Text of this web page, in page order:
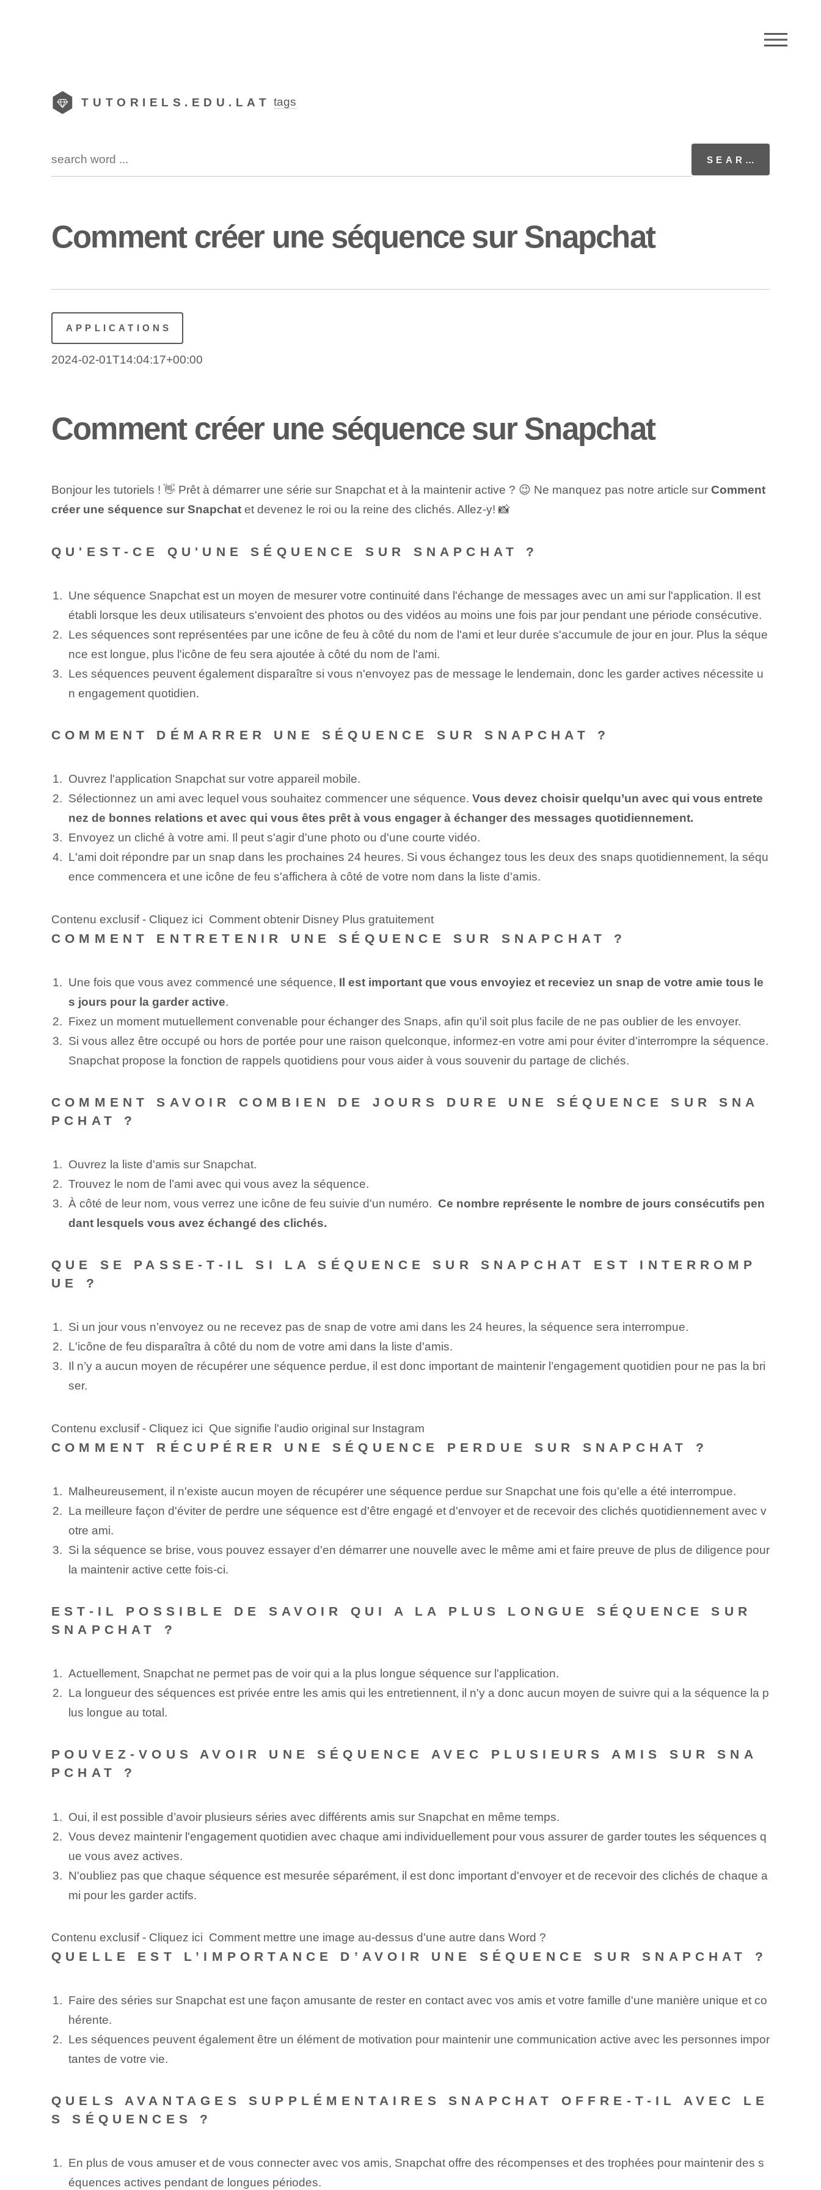
TUTORIELS.EDU.LAT tags
Comment créer une séquence sur Snapchat
APPLICATIONS
2024-02-01T14:04:17+00:00
Comment créer une séquence sur Snapchat
Bonjour les tutoriels ! 👋 Prêt à démarrer une série sur Snapchat et à la maintenir active ? 😉 Ne manquez pas notre article sur Comment
créer une séquence sur Snapchat⁣et devenez⁤ le roi ou la ‌reine⁢ des clichés. Allez-y! 📸
QU'EST-CE QU'UNE SÉQUENCE SUR SNAPCHAT ?
Une séquence Snapchat est un moyen de mesurer votre continuité dans l'échange de messages avec un ami sur l'application. Il est
établi lorsque les deux utilisateurs s'envoient des photos ou des vidéos au moins une fois par jour pendant une période consécutive.
Les séquences sont représentées par une icône de feu à côté du nom de l'ami et leur durée s'accumule de jour en jour. Plus la séque
nce est longue, plus l'icône de feu sera ajoutée à côté du nom de l'ami.
Les séquences peuvent également disparaître si vous n'envoyez pas de message le lendemain, donc les garder actives nécessite u
n engagement quotidien.
COMMENT DÉMARRER UNE SÉQUENCE SUR SNAPCHAT ?
Ouvrez l'application ⁢Snapchat​ sur votre appareil mobile.
Sélectionnez un ami avec lequel vous souhaitez commencer une séquence. Vous devez choisir quelqu’un avec qui vous entrete
nez de bonnes relations et avec qui vous êtes prêt à vous engager à échanger des messages quotidiennement.
Envoyez un cliché à votre ami. Il peut s'agir d'une photo ou d'une courte vidéo.
L'ami doit répondre par un snap dans les prochaines 24 heures.‌ Si vous échangez tous les deux des snaps quotidiennement, la séqu
ence commencera‍ et une icône de feu s'affichera à côté de votre ⁤nom dans la liste d'amis.
Contenu exclusif - Cliquez ici Comment obtenir Disney Plus gratuitement
COMMENT ENTRETENIR UNE SÉQUENCE SUR SNAPCHAT ?
Une fois que vous avez commencé une séquence, Il est important⁢ que vous envoyiez et receviez un snap de votre amie tous le
s jours⁢ pour la garder⁢ active.
Fixez un moment mutuellement convenable pour échanger des Snaps, afin qu'il soit plus facile de ne pas oublier de les envoyer.
Si vous allez être occupé ou hors de portée pour une raison quelconque, informez-en votre ami pour éviter d'interrompre la séquence.
Snapchat propose la fonction de rappels quotidiens pour vous aider à vous souvenir du partage de clichés.
COMMENT SAVOIR COMBIEN DE JOURS DURE UNE SÉQUENCE SUR SNA
PCHAT ?
Ouvrez la liste⁤ d'amis sur ⁤Snapchat.
Trouvez le nom de l’ami avec qui vous avez la séquence.
À côté de leur nom, vous verrez une icône de feu suivie d'un numéro. ⁢ Ce nombre représente le nombre de jours consécutifs pen
dant lesquels vous avez échangé des clichés.
QUE SE PASSE-T-IL SI LA SÉQUENCE SUR SNAPCHAT EST INTERROMP
UE ?
Si un jour vous n’envoyez ou ne recevez pas de snap de votre ami dans les 24 heures, la séquence sera interrompue.
L'icône de feu disparaîtra à côté du nom de votre ami dans la liste d'amis.
Il n’y a aucun moyen de récupérer une séquence perdue, il est donc important de maintenir l’engagement quotidien pour ne pas la bri
ser.
Contenu exclusif - Cliquez ici Que signifie l'audio original sur Instagram
COMMENT RÉCUPÉRER UNE SÉQUENCE PERDUE SUR SNAPCHAT ?
Malheureusement, il n'existe aucun moyen de récupérer une séquence perdue sur Snapchat une fois qu'elle a été interrompue.
La meilleure façon d'éviter de perdre une séquence est d'être engagé et d'envoyer et de recevoir des clichés quotidiennement avec v
otre ami.
Si la séquence se brise, vous pouvez essayer d'en démarrer une nouvelle avec le même ami et faire preuve de plus de diligence pour
la maintenir active cette fois-ci.
EST-IL POSSIBLE DE SAVOIR QUI A LA PLUS LONGUE SÉQUENCE SUR
SNAPCHAT ?
Actuellement, Snapchat ne permet pas de voir qui a la plus longue séquence sur l'application.
La ⁢longueur⁢ des séquences est privée⁤ entre ⁣les amis⁣ qui les entretiennent, il n'y a donc aucun moyen⁣ de ⁢suivre qui a⁢ la séquence la p
lus longue au total.
POUVEZ-VOUS AVOIR UNE SÉQUENCE AVEC PLUSIEURS AMIS SUR SNA
PCHAT ?
Oui, il est possible d’avoir plusieurs séries avec différents amis sur Snapchat en même temps.
Vous devez maintenir l'engagement quotidien avec chaque ami individuellement pour vous assurer de garder toutes les séquences q
ue vous avez actives.
N'oubliez pas que chaque séquence est mesurée séparément, il est donc important d'envoyer et de recevoir des clichés de chaque a
mi pour les garder actifs.
Contenu exclusif - Cliquez ici Comment mettre une image au-dessus d'une autre dans Word ?
QUELLE EST L’IMPORTANCE D’AVOIR UNE SÉQUENCE SUR SNAPCHAT ?
Faire des séries sur Snapchat est une façon amusante de rester en contact avec vos amis et votre famille d'une manière ⁤unique⁢ et co
hérente.
Les séquences peuvent également être un élément de motivation‌ pour maintenir une communication active avec les personnes impor
tantes de votre vie.
QUELS AVANTAGES SUPPLÉMENTAIRES SNAPCHAT OFFRE-T-IL AVEC LE
S SÉQUENCES ?
En plus de vous amuser et de vous connecter avec vos amis, Snapchat offre des récompenses et des trophées pour maintenir des s
équences actives pendant de longues périodes.